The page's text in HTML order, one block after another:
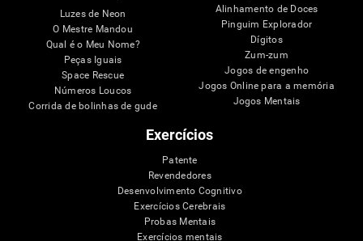
Luzes de Neon
O Mestre Mandou
Qual é o Meu Nome?
Peças Iguais
Space Rescue
Números Loucos
Corrida de bolinhas de gude
Alinhamento de Doces
Pinguim Explorador
Dígitos
Zum-zum
Jogos de engenho
Jogos Online para a memória
Jogos Mentais
Exercícios
Patente
Revendedores
Desenvolvimento Cognitivo
Exercícios Cerebrais
Probas Mentais
Exercícios mentais